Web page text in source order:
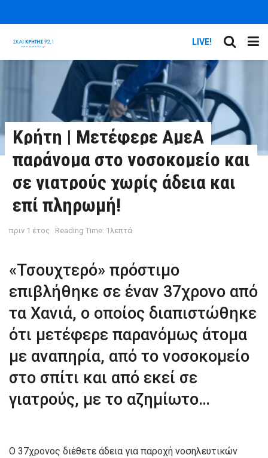
LIVE!
Κρήτη | Μετέφερε ΑμεΑ
παράνομα στο νοσοκομείο και
σε γιατρούς χωρίς άδεια και
επί πληρωμή!
πριν 1 έτος Reading Time: 1λεπτά
«Τσουχτερό» πρόστιμο
επιβλήθηκε σε έναν 37χρονο από
τα Χανιά, ο οποίος διαπιστώθηκε
ότι μετέφερε παρανόμως άτομα
με αναπηρία, από το νοσοκομείο
στο σπίτι και από εκεί σε
γιατρούς, με το αζημίωτο…
Ο 37χρονος διέθετε άδεια για παροχή νοσηλευτικών